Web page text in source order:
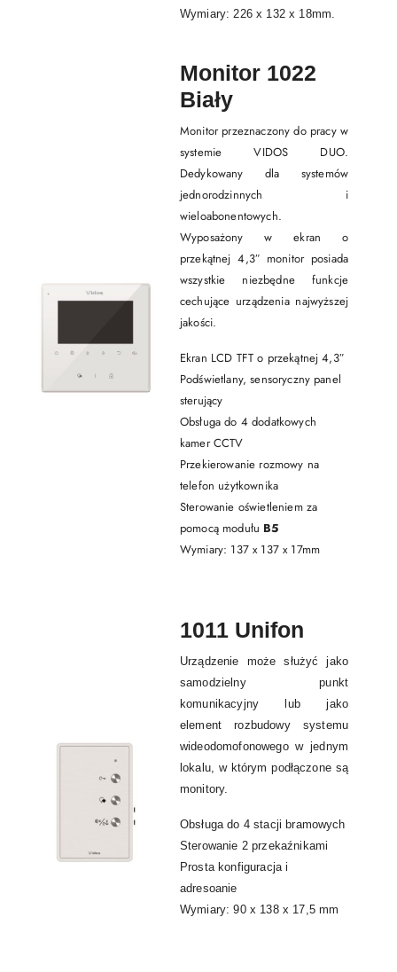
Wymiary: 226 x 132 x 18mm.
Monitor 1022
Biały
Monitor przeznaczony do pracy w
systemie VIDOS DUO.
Dedykowany dla systemów
jednorodzinnych i
wieloabonentowych.
Wyposażony w ekran o
przekątnej 4,3″ monitor posiada
wszystkie niezbędne funkcje
cechujące urządzenia najwyższej
jakości.
Ekran LCD TFT o przekątnej 4,3″
Podświetlany, sensoryczny panel
sterujący
Obsługa do 4 dodatkowych
kamer CCTV
Przekierowanie rozmowy na
telefon użytkownika
Sterowanie oświetleniem za
pomocą modułu B5
Wymiary: 137 x 137 x 17mm
1011 Unifon
Urządzenie może służyć jako
samodzielny punkt
komunikacyjny lub jako
element rozbudowy systemu
wideodomofonowego w jednym
lokalu, w którym podłączone są
monitory.
Obsługa do 4 stacji bramowych
Sterowanie 2 przekaźnikami
Prosta konfiguracja i
adresoanie
Wymiary: 90 x 138 x 17,5 mm